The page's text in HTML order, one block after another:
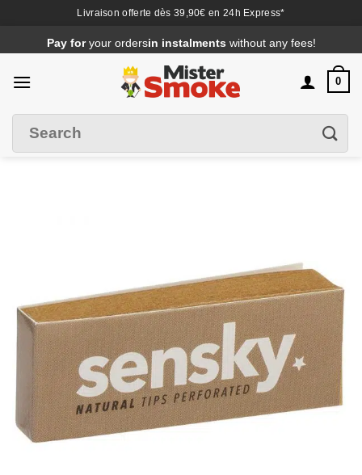
Livraison offerte dès 39,90€ en 24h Express*
au
contenu
Pay foryour ordersin instalments without any fees!
0